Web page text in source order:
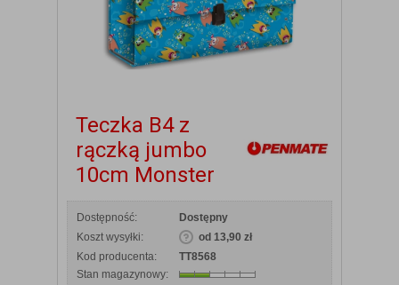
Teczka B4 z
rączką jumbo
10cm Monster
Dostępność:
Dostępny
Koszt wysyłki:
od 13,90 zł
Kod producenta:
TT8568
Stan magazynowy: